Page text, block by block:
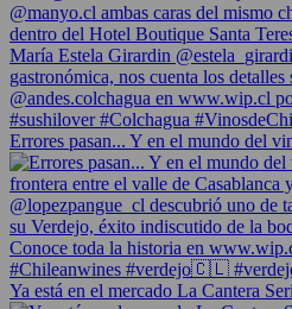
Errores pasan... Y en el mundo del
Ya está en el mercado La Cantera